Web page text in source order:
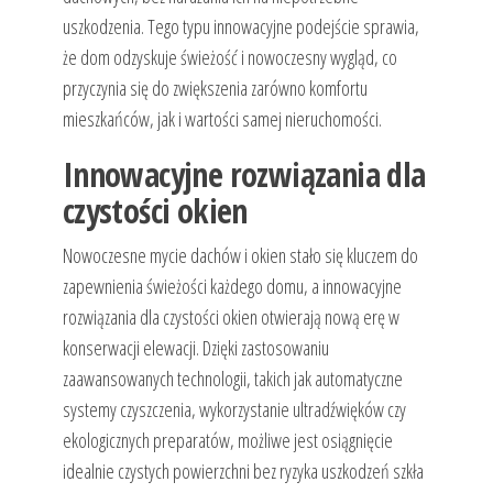
uszkodzenia. Tego typu innowacyjne podejście sprawia,
że dom odzyskuje świeżość i nowoczesny wygląd, co
przyczynia się do zwiększenia zarówno komfortu
mieszkańców, jak i wartości samej nieruchomości.
Innowacyjne rozwiązania dla
czystości okien
Nowoczesne mycie dachów i okien stało się kluczem do
zapewnienia świeżości każdego domu, a innowacyjne
rozwiązania dla czystości okien otwierają nową erę w
konserwacji elewacji. Dzięki zastosowaniu
zaawansowanych technologii, takich jak automatyczne
systemy czyszczenia, wykorzystanie ultradźwięków czy
ekologicznych preparatów, możliwe jest osiągnięcie
idealnie czystych powierzchni bez ryzyka uszkodzeń szkła